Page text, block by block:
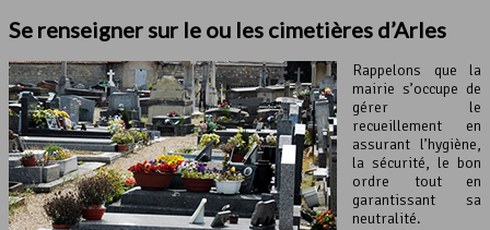
Se renseigner sur le ou les cimetières d’Arles
Rappelons que la
mairie s’occupe de
gérer le
recueillement en
assurant l’hygiène,
la sécurité, le bon
ordre tout en
garantissant sa
neutralité.